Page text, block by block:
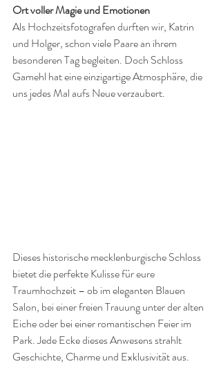
Ort voller Magie und Emotionen
Als Hochzeitsfotografen durften wir, Katrin
und Holger, schon viele Paare an ihrem
besonderen Tag begleiten. Doch Schloss
Gamehl hat eine einzigartige Atmosphäre, die
uns jedes Mal aufs Neue verzaubert.
Dieses historische mecklenburgische Schloss
bietet die perfekte Kulisse für eure
Traumhochzeit – ob im eleganten Blauen
Salon, bei einer freien Trauung unter der alten
Eiche oder bei einer romantischen Feier im
Park. Jede Ecke dieses Anwesens strahlt
Geschichte, Charme und Exklusivität aus.